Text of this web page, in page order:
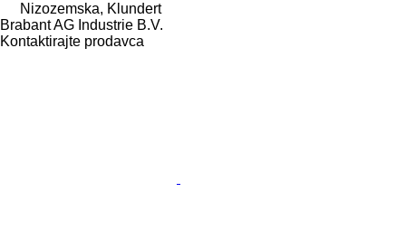
Nizozemska, Klundert
Brabant AG Industrie B.V.
Kontaktirajte prodavca